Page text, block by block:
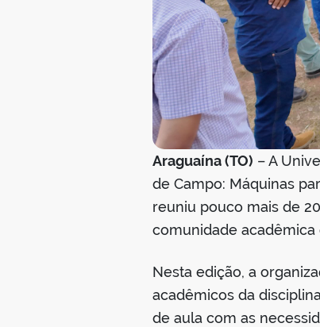
Araguaína (TO) – A
de Campo: Máquinas
reuniu pouco mais de
comunidade acadêmica
Nesta edição, a
acadêmicos da
de aula com as